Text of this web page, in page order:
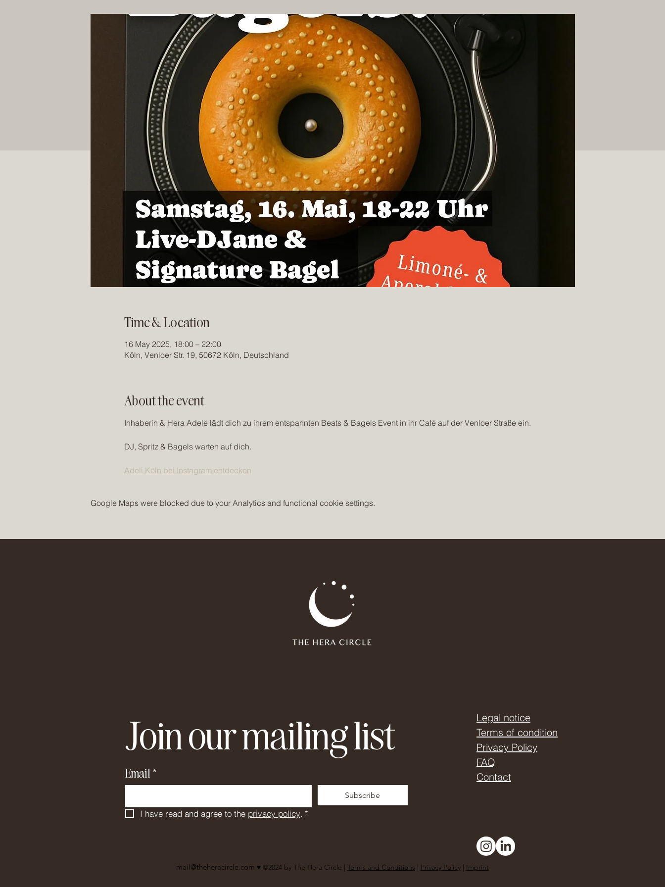
Time & Location
16 May 2025, 18:00 – 22:00
Köln, Venloer Str. 19, 50672 Köln, Deutschland
About the event
Inhaberin & Hera Adele lädt dich zu ihrem entspannten Beats & Bagels Event in ihr Café auf der Venloer Straße ein.
DJ, Spritz & Bagels warten auf dich.
Adeli Köln bei Instagram entdecken
Google Maps were blocked due to your Analytics and functional cookie settings.
Join our mailing list
Email *
Subscribe
I have read and agree to the privacy policy. *
Legal notice
Terms of condition
Privacy Policy
FAQ
Contact
mail@theheracircle.com ♥︎ ©2024 by The Hera Circle | Terms and Conditions | Privacy Policy| Imprint